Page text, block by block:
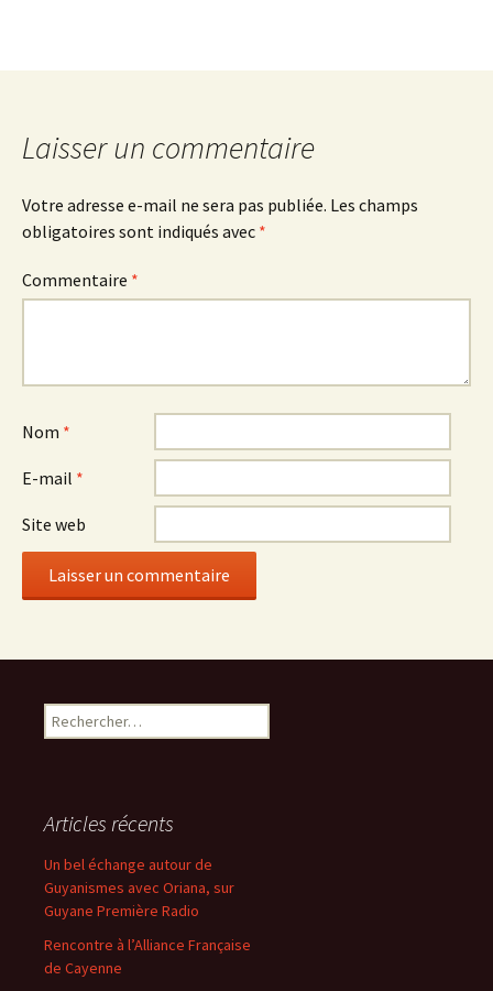
Laisser un commentaire
Votre adresse e-mail ne sera pas publiée. Les champs
obligatoires sont indiqués avec *
Commentaire *
Nom *
E-mail *
Site web
Rechercher :
Articles récents
Un bel échange autour de
Guyanismes avec Oriana, sur
Guyane Première Radio
Rencontre à l’Alliance Française
de Cayenne